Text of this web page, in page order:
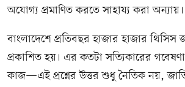
অযোগ্য প্রমাণিত করতে সাহায্য করা অন্যায়।
বাংলাদেশে প্রতিবছর হাজার হাজার থিসিস
প্রকাশিত হয়। এর কতটা সত্যিকারের
কাজ—এই প্রশ্নের উত্তর শুধু নৈতিক নয়,